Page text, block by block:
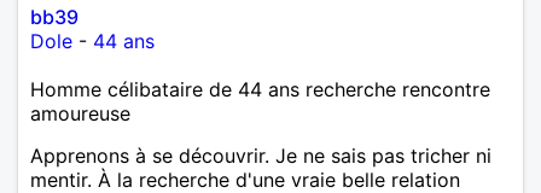
bb39
Dole - 44 ans
Homme célibataire de 44 ans recherche rencontre
amoureuse
Apprenons à se découvrir. Je ne sais pas tricher ni
mentir. À la recherche d'une vraie belle relation